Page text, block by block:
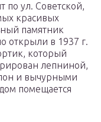
по ул. Советской,
красивых
памятник
открыли в 1937 г.
который
лепниной,
и вычурными
помещается